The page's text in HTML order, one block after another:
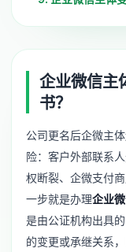
企业微信主
书？
公司更名后企微主
险：客户外部联系
权断裂、企微支付
一步就是办理企业
是由公证机构出具
的变更或承继关系